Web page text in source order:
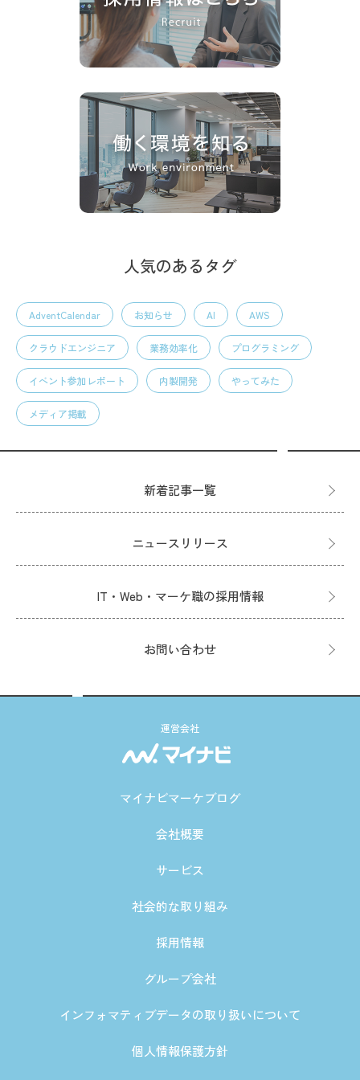
人気のあるタグ
AdventCalendar お知らせ AI AWS
クラウドエンジニア 業務効率化 プログラミング
イベント参加レポート 内製開発 やってみた
メディア掲載
新着記事一覧
ニュースリリース
IT・Web・マーケ職の採用情報
お問い合わせ
運営会社
マイナビマーケブログ
会社概要
サービス
社会的な取り組み
採用情報
グループ会社
インフォマティブデータの取り扱いについて
個人情報保護方針